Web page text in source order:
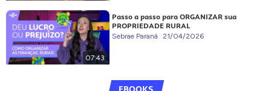
07:43
Passo a passo para ORGANIZAR sua
PROPRIEDADE RURAL
Sebrae Paraná 21/04/2026